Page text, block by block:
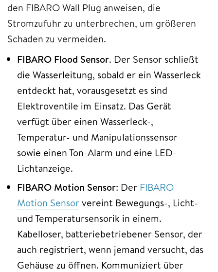
den FIBARO Wall Plug anweisen, die
Stromzufuhr zu unterbrechen, um größeren
Schaden zu vermeiden.
FIBARO Flood Sensor. Der Sensor schließt
die Wasserleitung, sobald er ein Wasserleck
entdeckt hat, vorausgesetzt es sind
Elektroventile im Einsatz. Das Gerät
verfügt über einen Wasserleck-,
Temperatur- und Manipulationssensor
sowie einen Ton-Alarm und eine LED-
Lichtanzeige.
FIBARO Motion Sensor: Der FIBARO
Motion Sensorvereint Bewegungs-, Licht-
und Temperatursensorik in einem.
Kabelloser, batteriebetriebener Sensor, der
auch registriert, wenn jemand versucht, das
Gehäuse zu öffnen. Kommuniziert über